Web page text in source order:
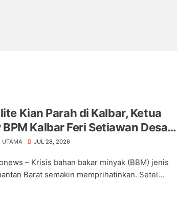
Kian Parah di Kalbar, Ketua
BPM Kalbar Feri Setiawan Desak
dan Segera Pulihkan
UTAMA JUL 28, 2026
– Krisis bahan bakar minyak (BBM) jenis
Barat semakin memprihatinkan. Setel...